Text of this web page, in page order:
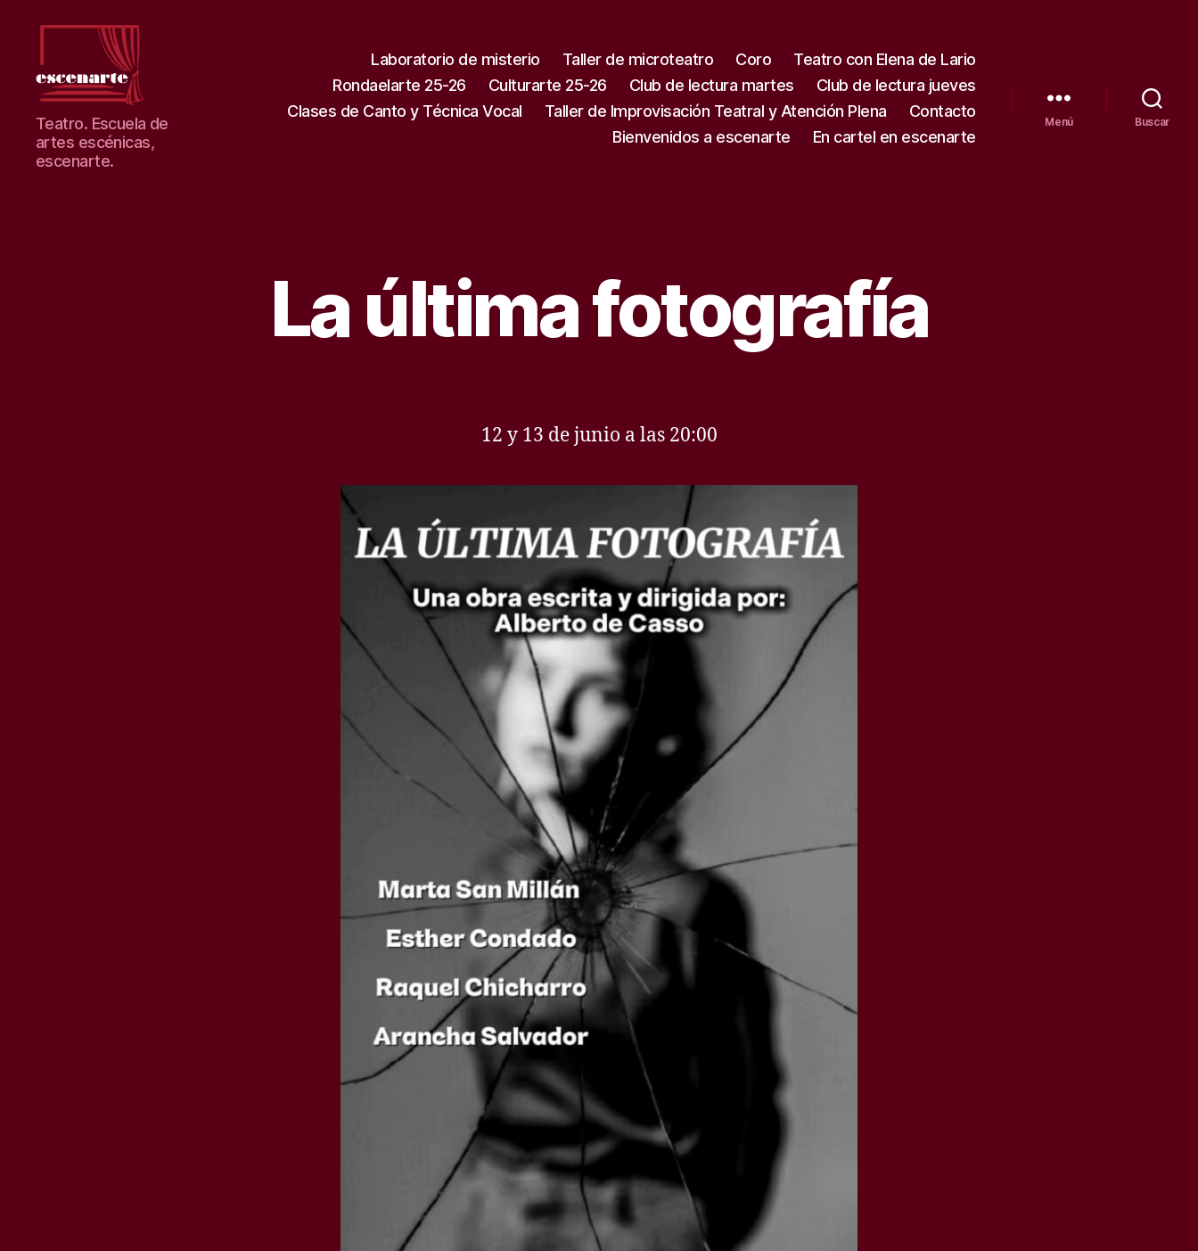
Teatro
escenarte.
Escuela
de
Teatro. Escuela de
artes escénicas,
escenarte.
Laboratorio de misterio Taller de microteatro Coro
Teatro con Elena de Lario
Rondaelarte 25-26
Culturarte 25-26 Club de lectura martes
Club de lectura jueves
Clases de Canto y Técnica Vocal
Taller de Improvisación Teatral y Atención Plena
Contacto
Bienvenidos a escenarte
En cartel en escenarte
Menú Buscar
La última fotografía
12 y 13 de junio a las 20:00